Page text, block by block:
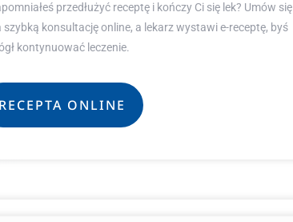
przedłużyć receptę i kończy Ci się lek? Umów się
szybką konsultację online, a lekarz wystawi e-receptę, byś
kontynuować leczenie.
RECEPTA ONLINE